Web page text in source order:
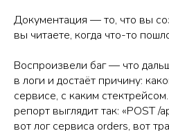
Документация — то, что вы
вы читаете, когда что-то
Воспроизвели баг — что
в логи и достаёт причину:
сервисе, с каким
репорт выглядит так: «POST
вот лог сервиса orders, вот